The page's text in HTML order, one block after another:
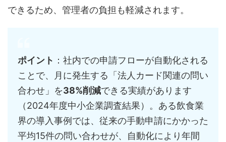
できるため、管理者の負担も軽減されます。
ポイント ：社内での申請フローが自動化される
ことで、月に発生する「法人カード関連の問い
合わせ」を38%削減できる実績があります
（2024年度中小企業調査結果）。ある飲食業
界の導入事例では、従来の手動申請にかかった
平均15件の問い合わせが、自動化により年間